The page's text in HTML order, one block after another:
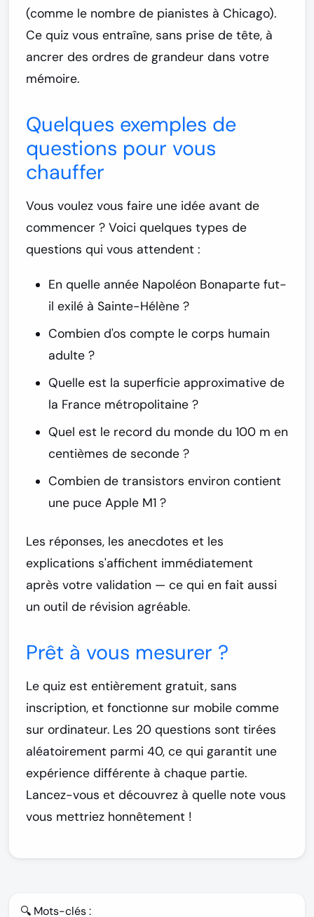
(comme le nombre de pianistes à Chicago).
Ce quiz vous entraîne, sans prise de tête, à
ancrer des ordres de grandeur dans votre
mémoire.
Quelques exemples de
questions pour vous
chauffer
Vous voulez vous faire une idée avant de
commencer ? Voici quelques types de
questions qui vous attendent :
En quelle année Napoléon Bonaparte fut-
il exilé à Sainte-Hélène ?
Combien d'os compte le corps humain
adulte ?
Quelle est la superficie approximative de
la France métropolitaine ?
Quel est le record du monde du 100 m en
centièmes de seconde ?
Combien de transistors environ contient
une puce Apple M1 ?
Les réponses, les anecdotes et les
explications s'affichent immédiatement
après votre validation — ce qui en fait aussi
un outil de révision agréable.
Prêt à vous mesurer ?
Le quiz est entièrement gratuit, sans
inscription, et fonctionne sur mobile comme
sur ordinateur. Les 20 questions sont tirées
aléatoirement parmi 40, ce qui garantit une
expérience différente à chaque partie.
Lancez-vous et découvrez à quelle note vous
vous mettriez honnêtement !
🔍 Mots-clés :